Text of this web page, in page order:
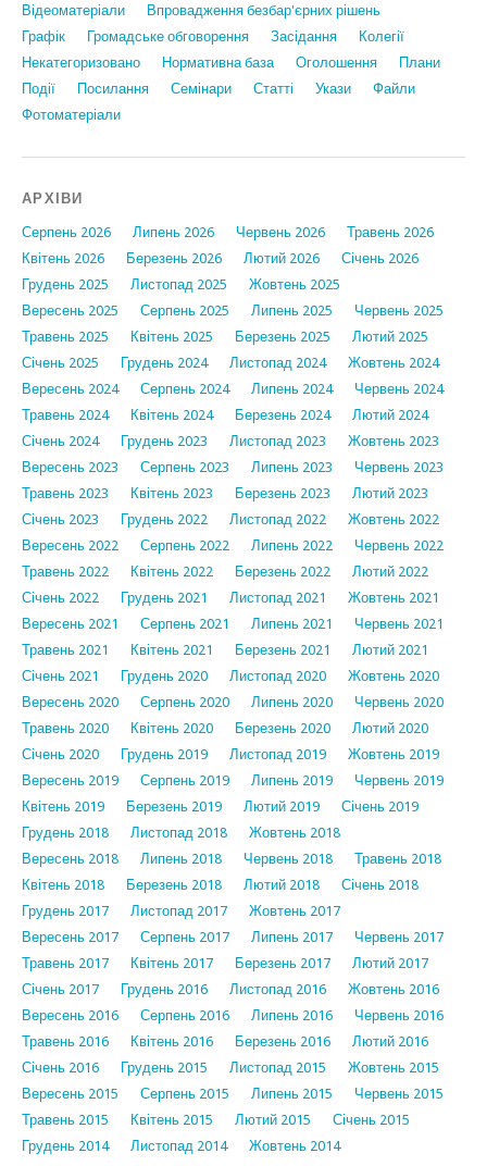
Відеоматеріали
Впровадження безбар'єрних рішень
Графiк
Громадське обговорення Засідання
Колегії
Некатегоризовано
Нормативна база Оголошення
Плани
Події
Посилання Семінари Статтi Укази
Файли
Фотоматеріали
АРХІВИ
Серпень 2026 Липень 2026 Червень 2026
Травень 2026
Квітень 2026
Березень 2026 Лютий 2026
Січень 2026
Грудень 2025
Листопад 2025
Жовтень 2025
Вересень 2025
Серпень 2025 Липень 2025
Червень 2025
Травень 2025
Квітень 2025 Березень 2025
Лютий 2025
Січень 2025
Грудень 2024 Листопад 2024
Жовтень 2024
Вересень 2024
Серпень 2024 Липень 2024
Червень 2024
Травень 2024
Квітень 2024 Березень 2024
Лютий 2024
Січень 2024
Грудень 2023 Листопад 2023
Жовтень 2023
Вересень 2023
Серпень 2023 Липень 2023
Червень 2023
Травень 2023
Квітень 2023 Березень 2023
Лютий 2023
Січень 2023
Грудень 2022 Листопад 2022
Жовтень 2022
Вересень 2022
Серпень 2022 Липень 2022
Червень 2022
Травень 2022
Квітень 2022 Березень 2022
Лютий 2022
Січень 2022
Грудень 2021 Листопад 2021
Жовтень 2021
Вересень 2021
Серпень 2021 Липень 2021
Червень 2021
Травень 2021
Квітень 2021 Березень 2021
Лютий 2021
Січень 2021
Грудень 2020 Листопад 2020
Жовтень 2020
Вересень 2020
Серпень 2020 Липень 2020
Червень 2020
Травень 2020
Квітень 2020 Березень 2020
Лютий 2020
Січень 2020
Грудень 2019 Листопад 2019
Жовтень 2019
Вересень 2019
Серпень 2019 Липень 2019
Червень 2019
Квітень 2019
Березень 2019 Лютий 2019
Січень 2019
Грудень 2018
Листопад 2018
Жовтень 2018
Вересень 2018
Липень 2018 Червень 2018
Травень 2018
Квітень 2018
Березень 2018 Лютий 2018
Січень 2018
Грудень 2017
Листопад 2017
Жовтень 2017
Вересень 2017
Серпень 2017 Липень 2017
Червень 2017
Травень 2017
Квітень 2017 Березень 2017
Лютий 2017
Січень 2017
Грудень 2016 Листопад 2016
Жовтень 2016
Вересень 2016
Серпень 2016 Липень 2016
Червень 2016
Травень 2016
Квітень 2016 Березень 2016
Лютий 2016
Січень 2016
Грудень 2015 Листопад 2015
Жовтень 2015
Вересень 2015
Серпень 2015 Липень 2015
Червень 2015
Травень 2015
Квітень 2015 Лютий 2015
Січень 2015
Грудень 2014
Листопад 2014
Жовтень 2014